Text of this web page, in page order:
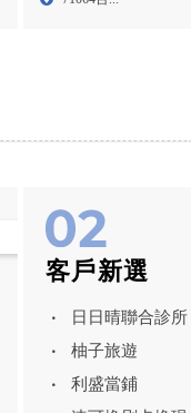
客戶新選
日日晴聯合診所
柚子旅遊
利盛當鋪